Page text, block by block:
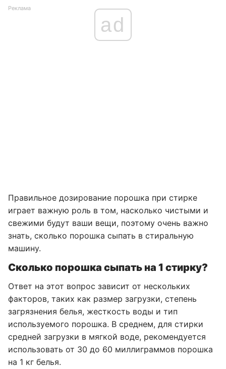
Реклама
ad
Правильное дозирование порошка при стирке
играет важную роль в том, насколько чистыми и
свежими будут ваши вещи, поэтому очень важно
знать, сколько порошка сыпать в стиральную
машину.
Сколько порошка сыпать на 1 стирку?
Ответ на этот вопрос зависит от нескольких
факторов, таких как размер загрузки, степень
загрязнения белья, жесткость воды и тип
используемого порошка. В среднем, для стирки
средней загрузки в мягкой воде, рекомендуется
использовать от 30 до 60 миллиграммов порошка
на 1 кг белья.